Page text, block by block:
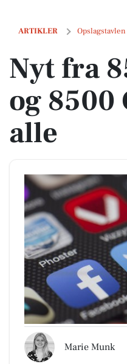
ARTIKLER Opslagstavlen
Nyt fra 8500 Grenå og
Nyt fra
og 8500
alle
Marie Munk